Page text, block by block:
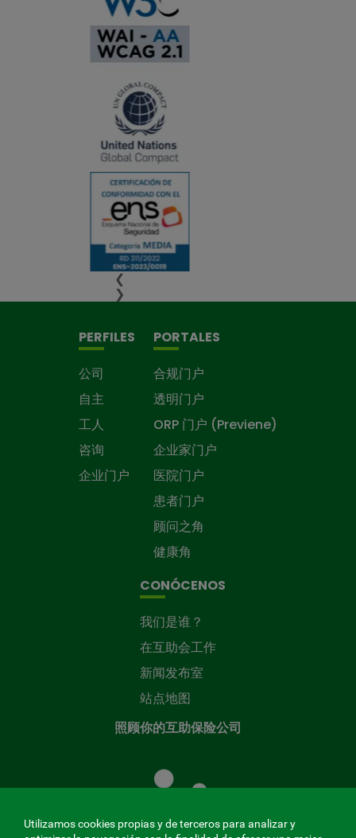
❮
❯
PERFILES
公司
自主
工人
咨询
企业门户
PORTALES
合规门户
透明门户
ORP 门户 (Previene)
企业家门户
医院门户
患者门户
顾问之角
健康角
CONÓCENOS
我们是谁？
在互助会工作
新闻发布室
站点地图
照顾你的互助保险公司
共
Utilizamos cookies propias y de terceros para analizar y